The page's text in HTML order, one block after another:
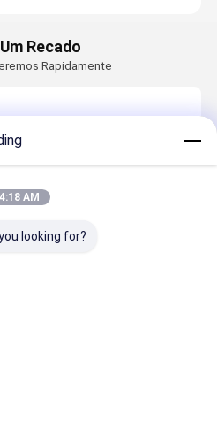
Recado
Rapidamente
4:18 AM
looking for?